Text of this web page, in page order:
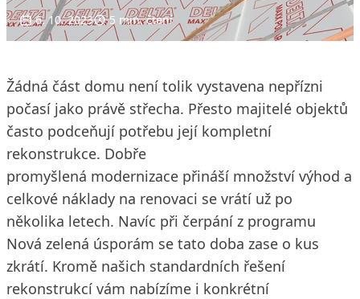
6. 10. 2023 5 min. čtení
Žádná část domu není tolik vystavena nepřízni
počasí jako právě střecha. Přesto majitelé objektů
často podceňují potřebu její kompletní
rekonstrukce. Dobře
promyšlená modernizace přináší množství výhod a
celkové náklady na renovaci se vrátí už po
několika letech. Navíc při čerpání z programu
Nová zelená úsporám se tato doba zase o kus
zkrátí. Kromě našich standardních řešení
rekonstrukcí vám nabízíme i konkrétní